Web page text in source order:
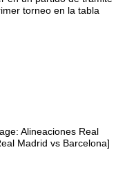
torneo en la tabla
Alineaciones Real
Madrid vs Barcelona]